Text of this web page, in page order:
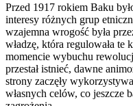
Przed 1917 rokiem Baku
interesy różnych grup
wzajemna wrogość była
władzę, która regulowała
momencie wybuchu
przestał istnieć, dawne
strony zaczęły
własnych celów, co jeszcze